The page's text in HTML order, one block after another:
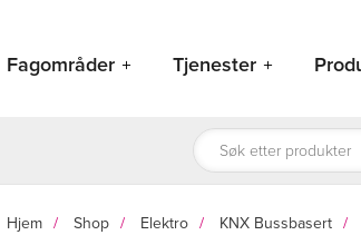
Fagområder Tjenester
Products
search
Hjem Shop Elektro KNX Bussbasert